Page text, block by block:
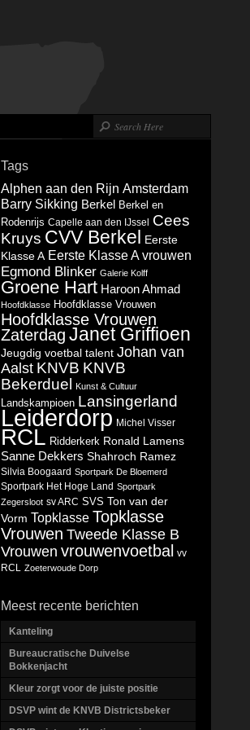
Tags
Alphen aan den Rijn Amsterdam
Barry Sikking Berkel Berkel en
Rodenrijs Capelle aan den IJssel
Cees
Kruys CVV Berkel Eerste
Klasse A Eerste Klasse A vrouwen
Egmond Blinker Galerie Kolff
Groene Hart Haroon Ahmad
Hoofdklasse Hoofdklasse Vrouwen
Hoofdklasse Vrouwen
Zaterdag Janet Griffioen
Jeugdig voetbal talent Johan van
Aalst KNVB KNVB
Bekerduel
Kunst & Cultuur
Landskampioen Lansingerland
Leiderdorp Michel Visser
RCL Ridderkerk Ronald Lamens
Sanne Dekkers Shahroch Ramez
Silvia Boogaard Sportpark De Bloemerd
Sportpark Het Hoge Land Sportpark
Zegersloot sv ARC SVS Ton van der
Vorm Topklasse Topklasse
Vrouwen Tweede Klasse B
Vrouwen vrouwenvoetbal
vv
RCL
Zoeterwoude Dorp
Meest recente berichten
Kanteling
Bureaucratische Duivelse
Bokkenjacht
Kleur zorgt voor de juiste positie
DSVP wint de KNVB Districtsbeker